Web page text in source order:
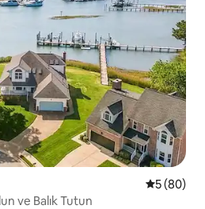
55 (80)
ve Balık Tutun